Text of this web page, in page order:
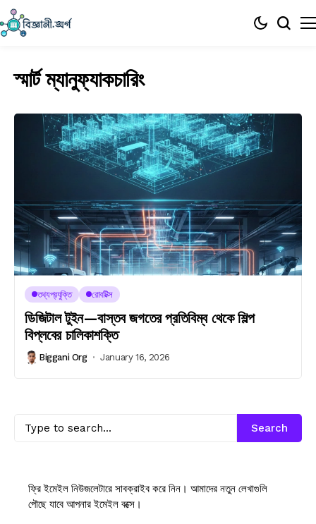
স্মার্ট ম্যানুফ্যাকচারিং
তথ্যপ্রযুক্তি রোবটিক্স
ডিজিটাল টুইন—বাস্তব জগতের প্রতিবিম্ব থেকে শিল্প
বিপ্লবের চালিকাশক্তি
Biggani Org January 16, 2026
Search
ফ্রি ইমেইল নিউজলেটারে সাবক্রাইব করে নিন। আমাদের নতুন লেখাগুলি
পৌছে যাবে আপনার ইমেইল বক্সে।